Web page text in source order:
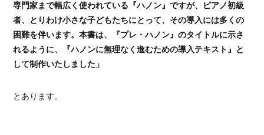
専門家まで幅広く使われている『ハノン』ですが、ピアノ初級
者、とりわけ小さな子どもたちにとって、その導入には多くの
困難を伴います。本書は、『プレ・ハノン』のタイトルに示さ
れるように、『ハノンに無理なく進むための導入テキスト』と
して制作いたしました」
とあります。